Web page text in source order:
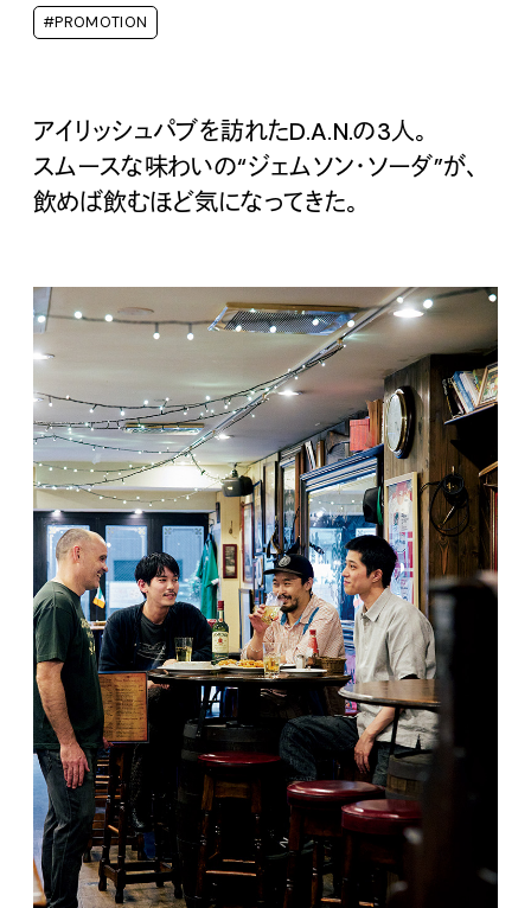
#PROMOTION
アイリッシュパブを訪れたD.A.N.の3人。
スムースな味わいの“ジェムソン・ソーダ”が、
飲めば飲むほど気になってきた。